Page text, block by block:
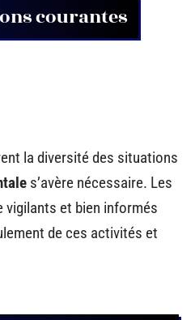
courantes
la diversité des situations
s’avère nécessaire. Les
vigilants et bien informés
de ces activités et